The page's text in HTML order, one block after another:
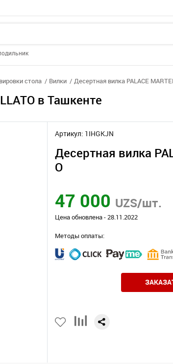
стола Вилки Десертная вилка PALACE
в Ташкенте
Артикул: 1IHGKJN
Десертная вилка
O
47 000 UZS/шт.
Цена обновлена - 28.11.2022
Методы оплаты: